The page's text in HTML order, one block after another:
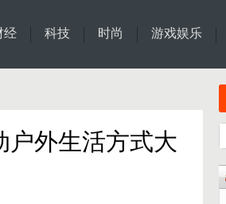
经 科技 时尚 游戏娱乐
户外生活方式大